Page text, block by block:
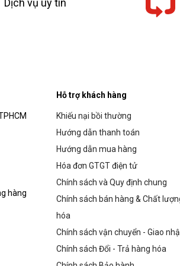
Dịch vụ uy tín
hàng
Hỗ trợ khách hàng
Khiếu nại bồi thường
Hướng dẫn thanh toán
Hướng dẫn mua hàng
Hóa đơn GTGT điện tử
Chính sách và Quy định chung
Chính sách bán hàng & Chất
hóa
Chính sách vận chuyển - Giao
Chính sách Đổi - Trả hàng hóa